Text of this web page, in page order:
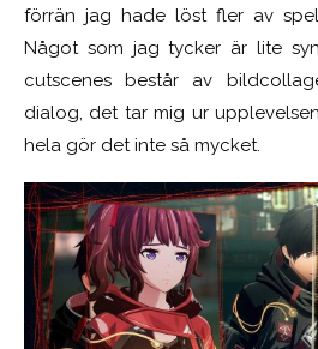
förrän jag hade löst fler av
Något som jag tycker är lite
cutscenes består av
dialog, det tar mig ur
hela gör det inte så mycket.